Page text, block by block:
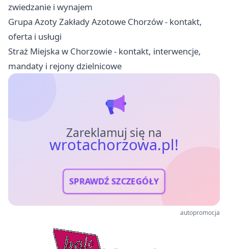
zwiedzanie i wynajem
Grupa Azoty Zakłady Azotowe Chorzów - kontakt,
oferta i usługi
Straż Miejska w Chorzowie - kontakt, interwencje,
mandaty i rejony dzielnicowe
Zareklamuj się na
wrotachorzowa.pl!
SPRAWDŹ SZCZEGÓŁY
autopromocja